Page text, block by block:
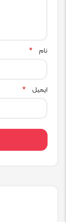
نام *
ایمیل *